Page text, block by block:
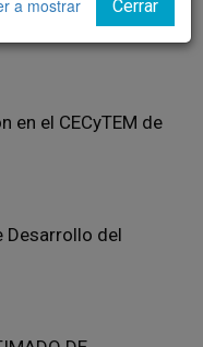
y paciencia
en el CECyTEM de
Desarrollo del
a mostrar Cerrar